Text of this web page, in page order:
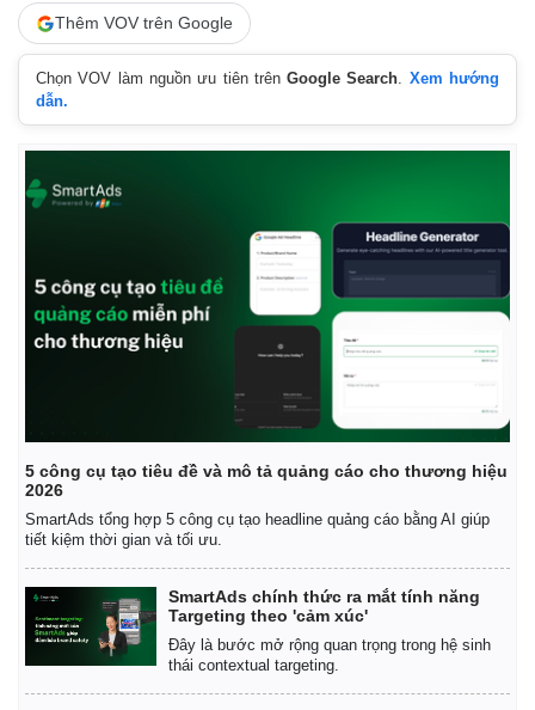
Thêm VOV trên Google
Chọn VOV làm nguồn ưu tiên trênGoogle Search. Xem hướng
dẫn.
5 công cụ tạo tiêu đề và mô tả quảng cáo cho thương hiệu
2026
SmartAds tổng hợp 5 công cụ tạo headline quảng cáo bằng AI giúp
tiết kiệm thời gian và tối ưu.
SmartAds chính thức ra mắt tính năng
Targeting theo 'cảm xúc'
Đây là bước mở rộng quan trọng trong hệ sinh
thái contextual targeting.